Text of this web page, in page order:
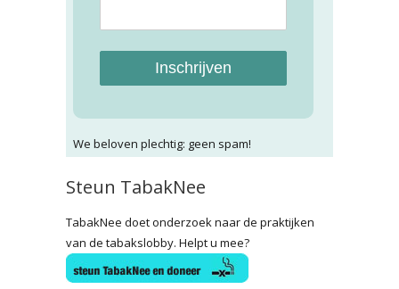
Inschrijven
We beloven plechtig: geen spam!
Steun TabakNee
TabakNee doet onderzoek naar de praktijken
van de tabakslobby. Helpt u mee?